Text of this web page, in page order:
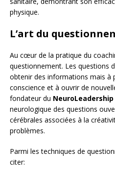
physique.
L’art du
Au cœur de la pratique du
questionnement. Les questions
obtenir des informations mais à
conscience et à ouvrir de
fondateur du
neurologique des questions
cérébrales associées à la
problèmes.
Parmi les techniques de
citer: